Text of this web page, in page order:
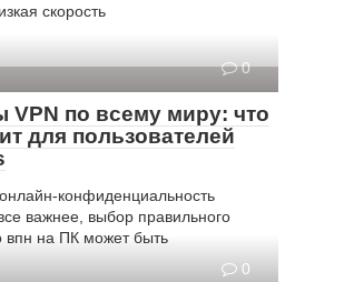
скорость
0
VPN по всему миру: что
для пользователей
конфиденциальность
важнее, выбор правильного
впн на ПК может быть
0